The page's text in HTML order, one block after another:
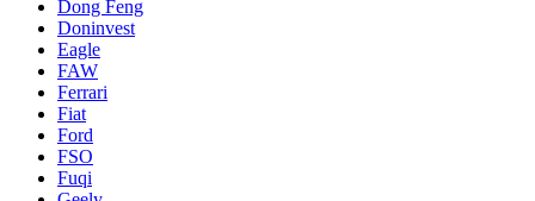
Dong Feng
Doninvest
Eagle
FAW
Ferrari
Fiat
Ford
FSO
Fuqi